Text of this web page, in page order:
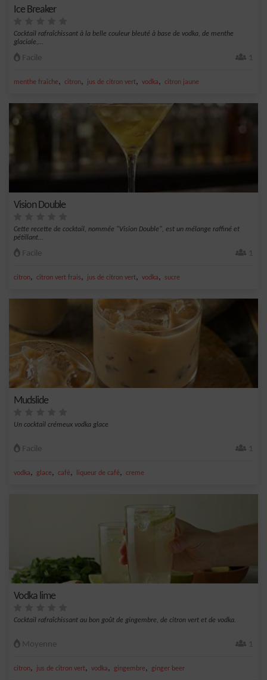
Ice Breaker
Cocktail rafraîchissant à la belle couleur bleuté à base de vodka, de menthe
glaciale,...
Facile 1
menthe fraîche, citron, jus de citron vert, vodka, citron jaune
Vision Double
Cette recette de cocktail, nommée "Vision Double", est un mélange raffiné et
pétillant...
Facile 1
citron, citron vert frais, jus de citron vert, vodka, sucre
Mudslide
Un cocktail crémeux vodka glace
Facile 1
vodka, glace, café, liqueur de café, creme
Vodka lime
Cocktail rafraîchissant au bon goût de gingembre, de citron vert et de vodka.
Moyenne 1
citron, jus de citron vert, vodka, gingembre, ginger beer